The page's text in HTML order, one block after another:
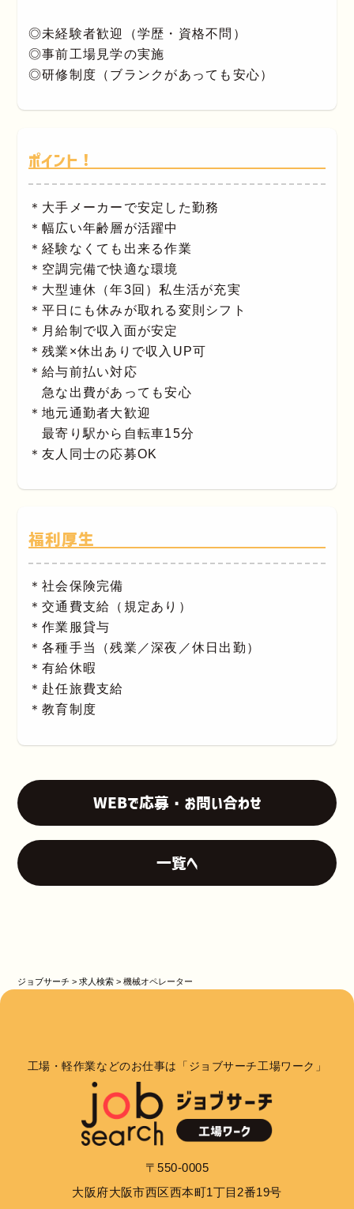
◎未経験者歓迎（学歴・資格不問）
◎事前工場見学の実施
◎研修制度（ブランクがあっても安心）
ポイント！
＊大手メーカーで安定した勤務
＊幅広い年齢層が活躍中
＊経験なくても出来る作業
＊空調完備で快適な環境
＊大型連休（年3回）私生活が充実
＊平日にも休みが取れる変則シフト
＊月給制で収入面が安定
＊残業×休出ありで収入UP可
＊給与前払い対応
急な出費があっても安心
＊地元通勤者大歓迎
最寄り駅から自転車15分
＊友人同士の応募OK
福利厚生
＊社会保険完備
＊交通費支給（規定あり）
＊作業服貸与
＊各種手当（残業／深夜／休日出勤）
＊有給休暇
＊赴任旅費支給
＊教育制度
WEBで応募・お問い合わせ
一覧へ
ジョブサーチ >求人検索 >機械オペレーター
工場・軽作業などのお仕事は「ジョブサーチ工場ワーク」
〒550-0005
大阪府大阪市西区西本町1丁目2番19号